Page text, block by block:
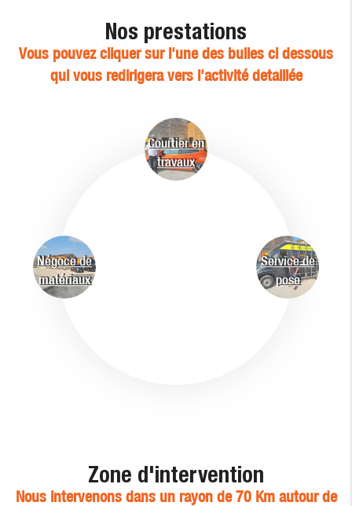
Nos prestations
Vous pouvez cliquer sur l'une des bulles ci dessous
qui vous redirigera vers l'activité detaillée
Courtier en
travaux
Négoce de
matériaux
Service de
pose
Zone d'intervention
Nous intervenons dans un rayon de 70 Km autour de